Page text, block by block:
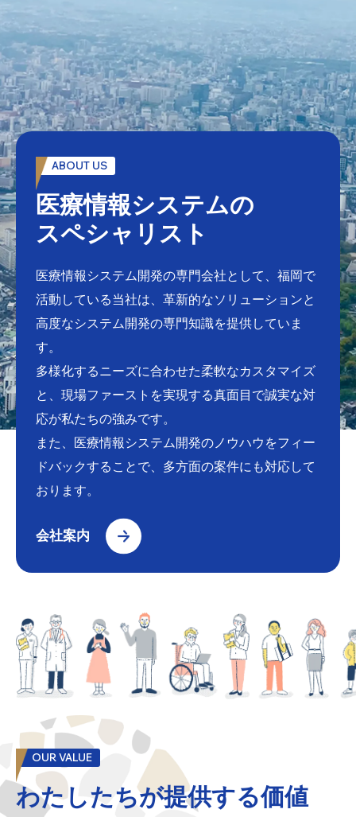
ABOUT US
医療情報システムの
スペシャリスト
医療情報システム開発の専門会社として、福岡で
活動している当社は、革新的なソリューションと
高度なシステム開発の専門知識を提供していま
す。
多様化するニーズに合わせた柔軟なカスタマイズ
と、現場ファーストを実現する真面目で誠実な対
応が私たちの強みです。
また、医療情報システム開発のノウハウをフィー
ドバックすることで、多方面の案件にも対応して
おります。
会社案内
OUR VALUE
わたしたちが提供する価値